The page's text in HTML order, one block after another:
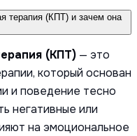
терапия (КПТ) и зачем она
(КПТ) — это
который основан
и поведение тесно
негативные или
на эмоциональное